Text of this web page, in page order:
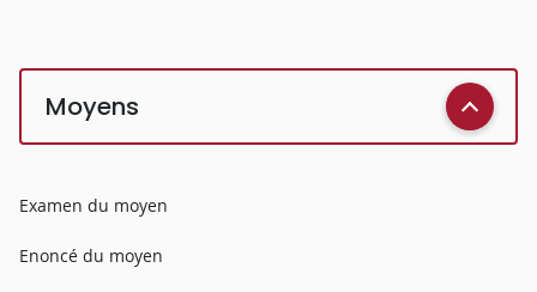
Moyens
Examen du moyen
Enoncé du moyen